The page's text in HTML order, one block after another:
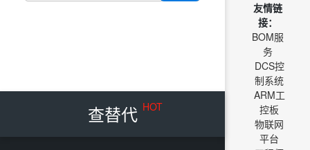
查替代 HOT
友情链
接：
BOM服
务
DCS控
制系统
ARM工
控板
物联网
平台